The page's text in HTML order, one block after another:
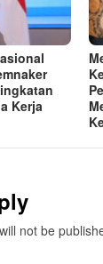
Kerja
not be